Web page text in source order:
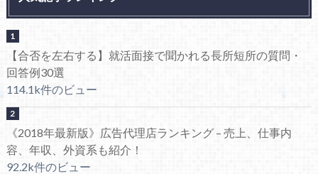
【合否を左右する】就活面接で聞かれる長所短所の質問・
回答例30選
114.1k件のビュー
《2018年最新版》広告代理店ランキング – 売上、仕事内
容、年収、外資系も紹介！
92.2k件のビュー